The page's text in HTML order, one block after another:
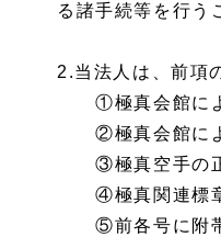
る諸手続等を行う
2.当法人は、前項
①極真会館によ
②極真会館によ
③極真空手の正
④極真関連標章
⑤前各号に附帯